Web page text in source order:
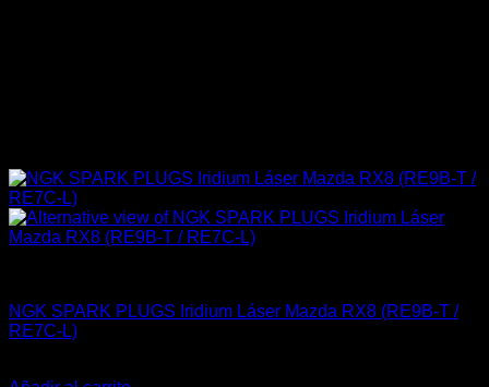
NGK SPARK PLUGS Iridium Láser Mazda RX8 (RE9B-T /
RE7C-L)